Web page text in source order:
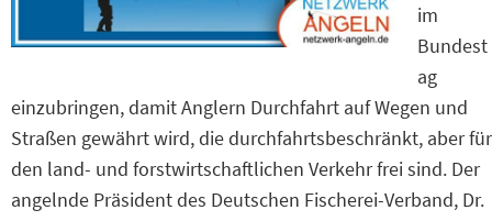
im
Bundest
ag
einzubringen, damit Anglern Durchfahrt auf Wegen und
Straßen gewährt wird, die durchfahrtsbeschränkt, aber für
den land- und forstwirtschaftlichen Verkehr frei sind. Der
angelnde Präsident des Deutschen Fischerei-Verband, Dr.